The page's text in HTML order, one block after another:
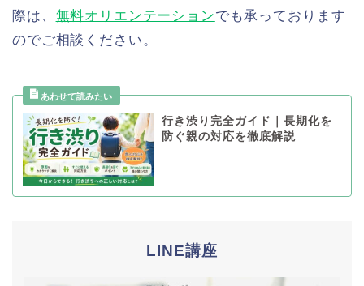
際は、 無料オリエンテーションでも承っております
のでご相談ください。
行き渋り完全ガイド｜長期化を
防ぐ親の対応を徹底解説
LINE講座